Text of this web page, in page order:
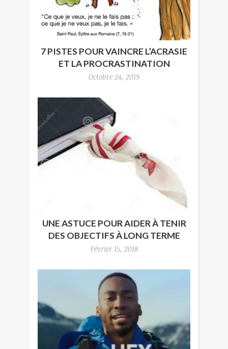
7 PISTES POUR VAINCRE L’ACRASIE
ET LA PROCRASTINATION
Octobre 24, 2019
UNE ASTUCE POUR AIDER À TENIR
DES OBJECTIFS À LONG TERME
Février 15, 2018